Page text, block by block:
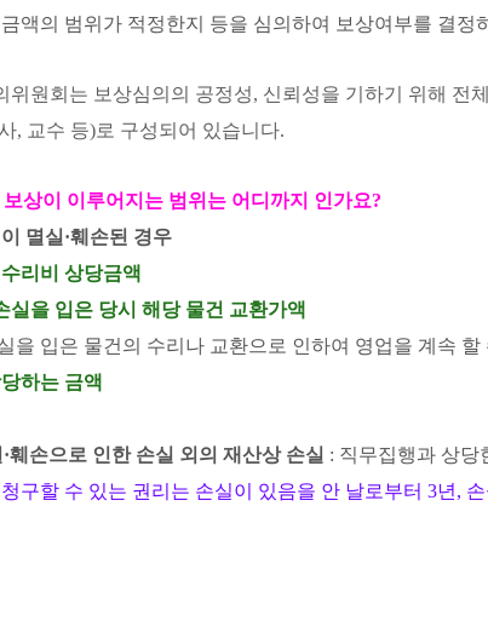
액의 범위가 적정한지 등을 심의하여 보상여부를 결정
원회는 보상심의의 공정성, 신뢰성을 기하기 위해 전
, 교수 등)로 구성되어 있습니다.
보상이 이루어지는 범위는 어디까지 인가요?
멸실·훼손된 경우
수리비 상당금액
실을 입은 당시 해당 물건 교환가액
을 입은 물건의 수리나 교환으로 인하여 영업을 계속
하는 금액
훼손으로 인한 손실 외의 재산상 손실 : 직무집행과 상당
구할 수 있는 권리는 손실이 있음을 안 날로부터 3년,